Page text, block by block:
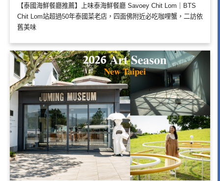
【泰國海鮮餐廳推薦】上味泰海鮮餐廳 Savoey Chit Lom｜BTS
Chit Lom站超過50年泰國菜老店，四面佛附近必吃咖哩蟹，二訪依
舊美味